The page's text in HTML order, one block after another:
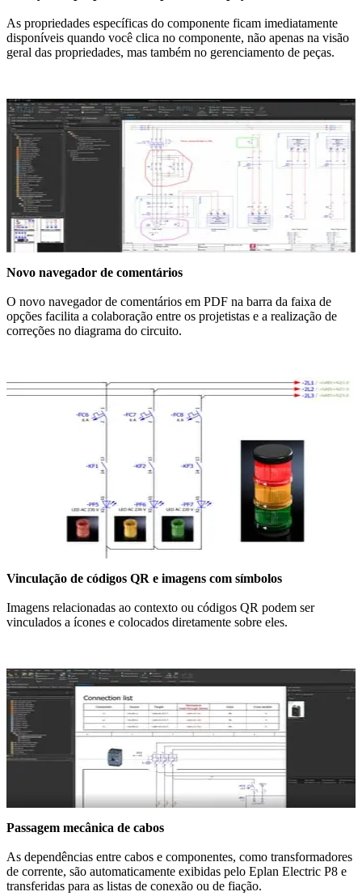
As propriedades específicas do componente ficam imediatamente
disponíveis quando você clica no componente, não apenas na visão
geral das propriedades, mas também no gerenciamento de peças.
Novo navegador de comentários
O novo navegador de comentários em PDF na barra da faixa de
opções facilita a colaboração entre os projetistas e a realização de
correções no diagrama do circuito.
Vinculação de códigos QR e imagens com símbolos
Imagens relacionadas ao contexto ou códigos QR podem ser
vinculados a ícones e colocados diretamente sobre eles.
Passagem mecânica de cabos
As dependências entre cabos e componentes, como transformadores
de corrente, são automaticamente exibidas pelo Eplan Electric P8 e
transferidas para as listas de conexão ou de fiação.